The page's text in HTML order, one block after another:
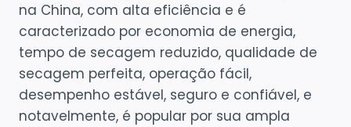
na China, com alta eficiência e é
caracterizado por economia de energia,
tempo de secagem reduzido, qualidade de
secagem perfeita, operação fácil,
desempenho estável, seguro e confiável, e
notavelmente, é popular por sua ampla